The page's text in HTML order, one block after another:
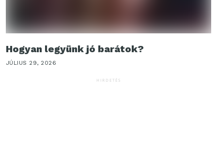
Hogyan legyünk jó barátok?
JÚLIUS 29, 2026
HIRDETÉS